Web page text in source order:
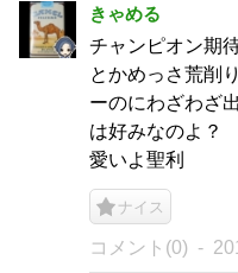
きゃめる
チャンピオン期
とかめっさ荒削
ーのにわざわざ
は好みなのよ？
愛いよ聖利
ナイス
コメント(0)